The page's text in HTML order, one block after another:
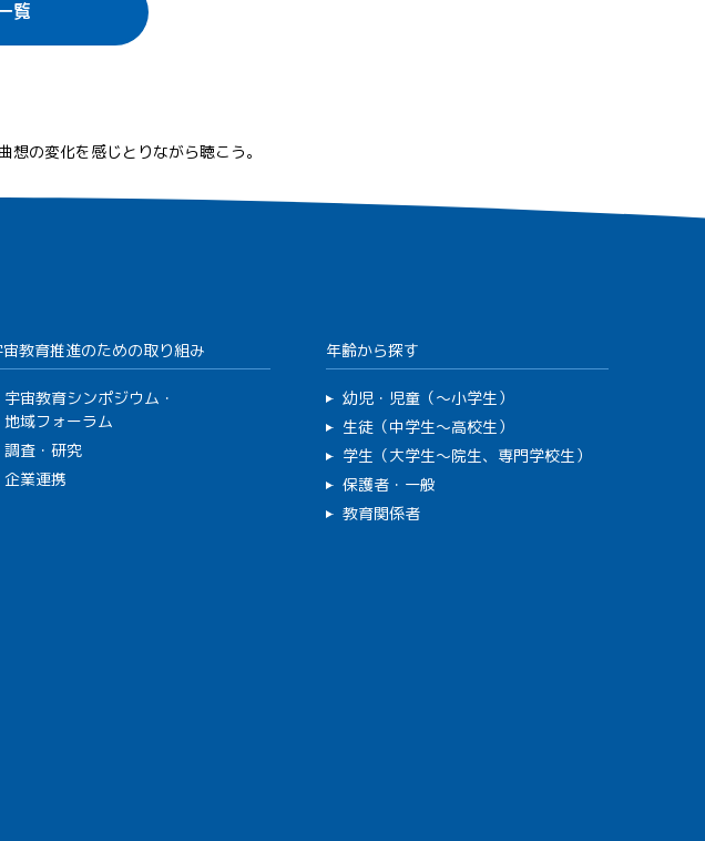
覧
想の変化を感じとりながら聴こう。
宙教育推進のための取り組み
宇宙教育シンポジウム・
地域フォーラム
調査・研究
企業連携
年齢から探す
幼児・児童（～小学生）
生徒（中学生～高校生）
学生（大学生～院生、専門学校生）
保護者・一般
教育関係者